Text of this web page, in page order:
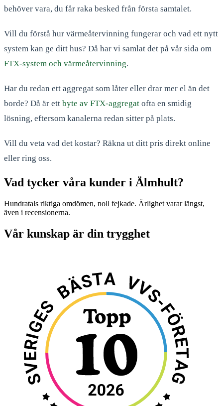
behöver vara, du får raka besked från första samtalet.
Vill du förstå hur värmeåtervinning fungerar och vad ett nytt
system kan ge ditt hus? Då har vi samlat det på vår sida om
FTX-system och värmeåtervinning.
Har du redan ett aggregat som låter eller drar mer el än det
borde? Då är ett byte av FTX-aggregat ofta en smidig
lösning, eftersom kanalerna redan sitter på plats.
Vill du veta vad det kostar? Räkna ut ditt pris direkt online
eller ring oss.
Vad tycker våra kunder i Älmhult?
Hundratals riktiga omdömen, noll fejkade. Ärlighet varar längst,
även i recensionerna.
Vår kunskap är din trygghet